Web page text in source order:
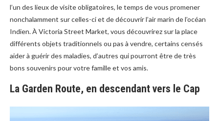
l’un des lieux de visite obligatoires, le temps de vous promener
nonchalamment sur celles-ci et de découvrir l’air marin de l’océan
Indien. À Victoria Street Market, vous découvrirez sur la place
différents objets traditionnels ou pas à vendre, certains censés
aider à guérir des maladies, d’autres qui pourront être de très
bons souvenirs pour votre famille et vos amis.
La Garden Route, en descendant vers le Cap